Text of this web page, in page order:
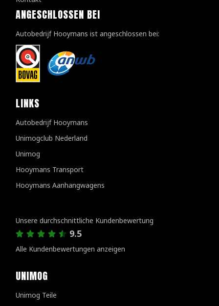
ANGESCHLOSSEN BEI
Autobedrijf Hooymans ist angeschlossen bei:
LINKS
Autobedrijf Hooymans
Unimogclub Nederland
Unimog
Hooymans Transport
Hooymans Aanhangwagens
Unsere durchschnittliche Kundenbewertung
9.5
Alle Kundenbewertungen anzeigen
UNIMOG
Unimog Teile